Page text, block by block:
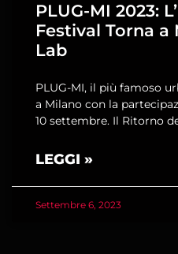
PLUG-MI 2023:
Festival Torna
Lab
PLUG-MI, il più famoso
a Milano con la
10 settembre. Il Ritorno
LEGGI »
Settembre 6, 2023